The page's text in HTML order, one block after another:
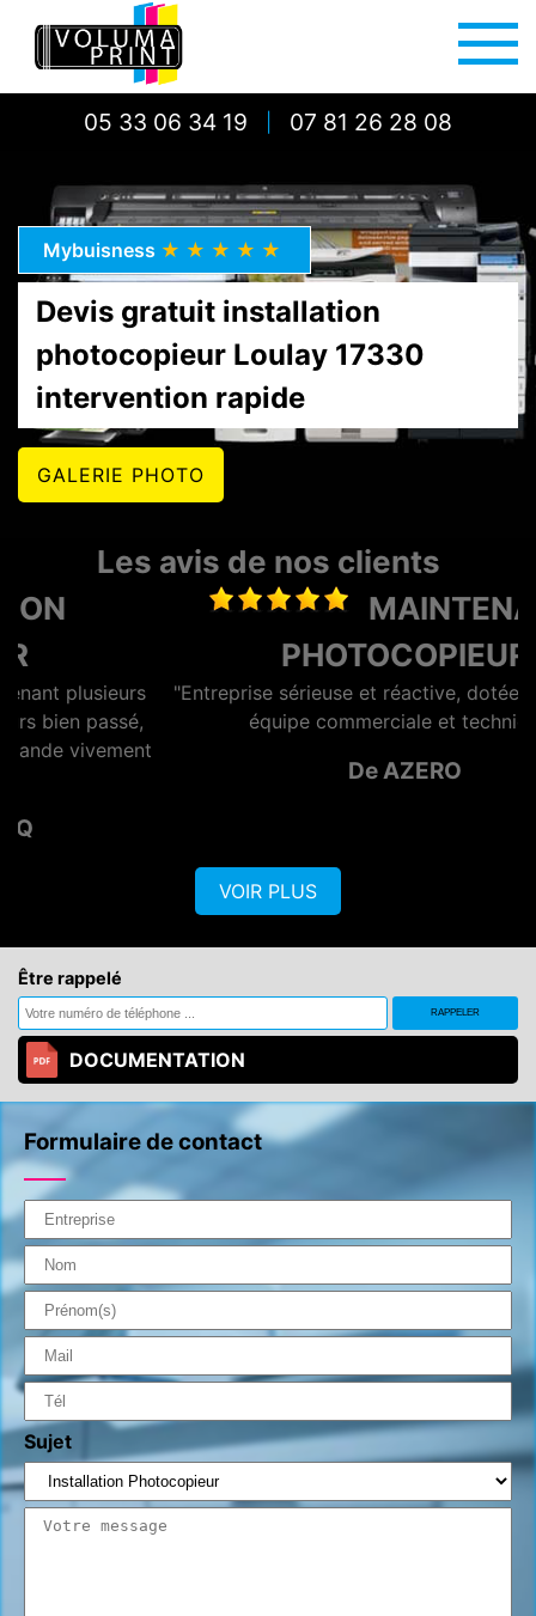
05 33 06 34 19 07 81 26 28 08
Mybuisness ★★★★★
Devis gratuit installation
photocopieur Loulay 17330
intervention rapide
GALERIE PHOTO
Les avis de nos clients
MAINTENANCE
PHOTOCOPIEUR
"Entreprise sérieuse et réactive, dotée d'une bonne
équipe commerciale et technique."
VOIR PLUS
Être rappelé
DOCUMENTATION
Formulaire de contact
Sujet